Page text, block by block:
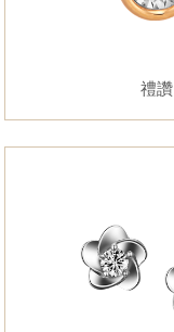
禮讚